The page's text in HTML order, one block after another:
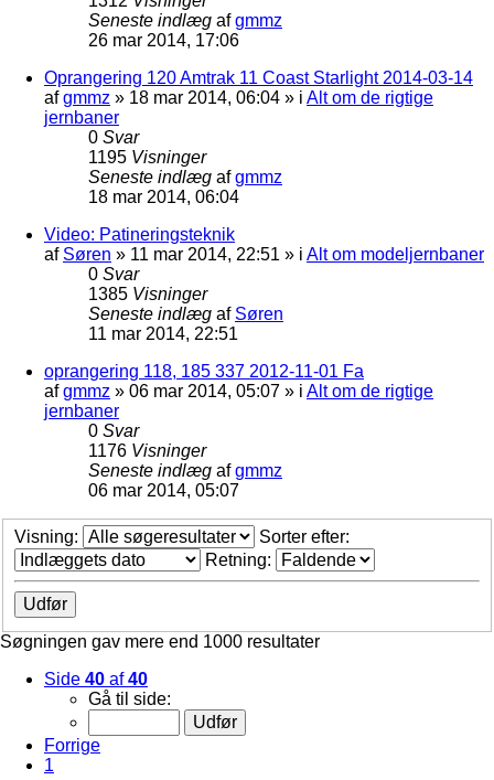
Seneste indlæg afgmmz
26 mar 2014, 17:06
Oprangering 120 Amtrak 11 Coast Starlight 2014-03-14
afgmmz » 18 mar 2014, 06:04 » i Alt om de rigtige
jernbaner
0 Svar
1195 Visninger
Seneste indlæg afgmmz
18 mar 2014, 06:04
Video: Patineringsteknik
af Søren » 11 mar 2014, 22:51 » i Alt om modeljernbaner
0 Svar
1385 Visninger
Seneste indlæg af Søren
11 mar 2014, 22:51
oprangering 118, 185 337 2012-11-01 Fa
afgmmz » 06 mar 2014, 05:07 » i Alt om de rigtige
jernbaner
0 Svar
1176 Visninger
Seneste indlæg afgmmz
06 mar 2014, 05:07
Visning:
Sorter efter:
Retning:
Søgningen gav mere end 1000 resultater
Side 40 af40
Gå til side:
Forrige
1